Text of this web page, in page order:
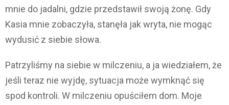
mnie do jadalni, gdzie przedstawił swoją żonę. Gdy
Kasia mnie zobaczyła, stanęła jak wryta, nie mogąc
wydusić z siebie słowa.
Patrzyliśmy na siebie w milczeniu, a ja wiedziałem, że
jeśli teraz nie wyjdę, sytuacja może wymknąć się
spod kontroli. W milczeniu opuściłem dom. Moje